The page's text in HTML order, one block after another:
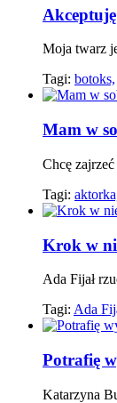
Moja twarz
Tagi: botoks,
Mam w
Chcę
Tagi:
Krok w
Ada Fijał
Tagi: Ada
Potrafię
Katarzyna